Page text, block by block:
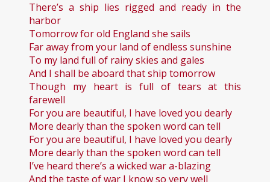
There’s a ship lies rigged and ready in the
harbor
Tomorrow for old England she sails
Far away from your land of endless sunshine
To my land full of rainy skies and gales
And I shall be aboard that ship tomorrow
Though my heart is full of tears at this
farewell
For you are beautiful, I have loved you dearly
More dearly than the spoken word can tell
For you are beautiful, I have loved you dearly
More dearly than the spoken word can tell
I’ve heard there’s a wicked war a-blazing
And the taste of war I know so very well